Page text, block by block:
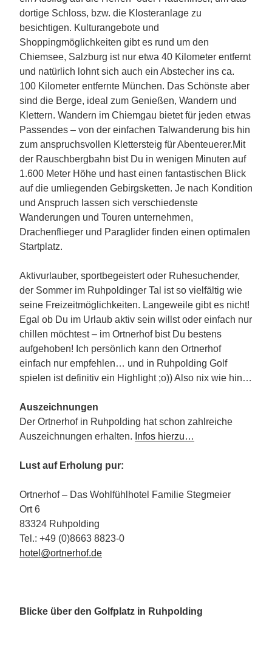
dortige Schloss, bzw. die Klosteranlage zu
besichtigen. Kulturangebote und
Shoppingmöglichkeiten gibt es rund um den
Chiemsee, Salzburg ist nur etwa 40 Kilometer entfernt
und natürlich lohnt sich auch ein Abstecher ins ca.
100 Kilometer entfernte München. Das Schönste aber
sind die Berge, ideal zum Genießen, Wandern und
Klettern. Wandern im Chiemgau bietet für jeden etwas
Passendes – von der einfachen Talwanderung bis hin
zum anspruchsvollen Klettersteig für Abenteuerer.Mit
der Rauschbergbahn bist Du in wenigen Minuten auf
1.600 Meter Höhe und hast einen fantastischen Blick
auf die umliegenden Gebirgsketten. Je nach Kondition
und Anspruch lassen sich verschiedenste
Wanderungen und Touren unternehmen,
Drachenflieger und Paraglider finden einen optimalen
Startplatz.
Aktivurlauber, sportbegeistert oder Ruhesuchender,
der Sommer im Ruhpoldinger Tal ist so vielfältig wie
seine Freizeitmöglichkeiten. Langeweile gibt es nicht!
Egal ob Du im Urlaub aktiv sein willst oder einfach nur
chillen möchtest – im Ortnerhof bist Du bestens
aufgehoben! Ich persönlich kann den Ortnerhof
einfach nur empfehlen… und in Ruhpolding Golf
spielen ist definitiv ein Highlight ;o)) Also nix wie hin…
Auszeichnungen
Der Ortnerhof in Ruhpolding hat schon zahlreiche
Auszeichnungen erhalten. Infos hierzu…
Lust auf Erholung pur:
Ortnerhof – Das Wohlfühlhotel Familie Stegmeier
Ort 6
83324 Ruhpolding
Tel.: +49 (0)8663 8823-0
hotel@ortnerhof.de
Blicke über den Golfplatz in Ruhpolding